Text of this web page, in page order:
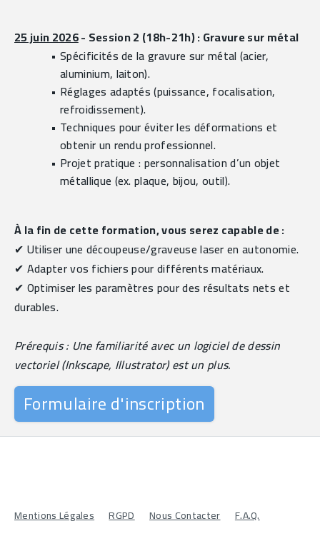
25 juin 2026 - Session 2 (18h-21h) : Gravure sur métal
Spécificités de la gravure sur métal (acier,
aluminium, laiton).
Réglages adaptés (puissance, focalisation,
refroidissement).
Techniques pour éviter les déformations et
obtenir un rendu professionnel.
Projet pratique : personnalisation d’un objet
métallique (ex. plaque, bijou, outil).
À la fin de cette formation, vous serez capable de :
✔ Utiliser une découpeuse/graveuse laser en autonomie.
✔ Adapter vos fichiers pour différents matériaux.
✔ Optimiser les paramètres pour des résultats nets et
durables.
Prérequis : Une familiarité avec un logiciel de dessin
vectoriel (Inkscape, Illustrator) est un plus.
Formulaire d'inscription
Mentions Légales RGPD Nous Contacter F.A.Q.